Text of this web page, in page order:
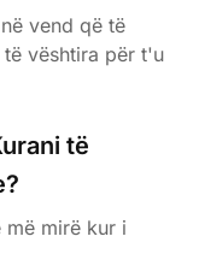
vend që të
vështira për t'u
të
më mirë kur i